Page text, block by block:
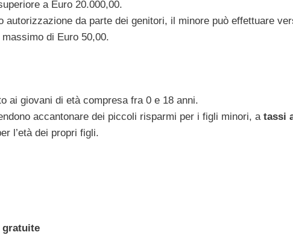
a Euro 20.000,00.
autorizzazione da parte dei genitori, il minore può effettuare
di Euro 50,00.
ai giovani di età compresa fra 0 e 18 anni.
accantonare dei piccoli risparmi per i figli minori, a tassi
l’età dei propri figli.
gratuite